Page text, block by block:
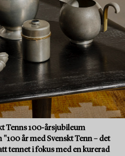
Tenns 100-årsjubileum
år med Svenskt Tenn – det
tennet i fokus med en kurerad